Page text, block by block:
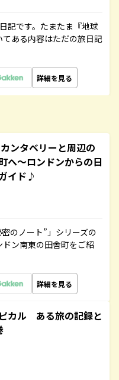
記です。たまたま『地球
ある内容はただの旅日記
詳細を見る
ンタベリーと周辺の
へ～ロンドンからの日
イド♪
のノート”」シリーズの
ン南東の田舎町をご紹
詳細を見る
カル ある旅の記録と